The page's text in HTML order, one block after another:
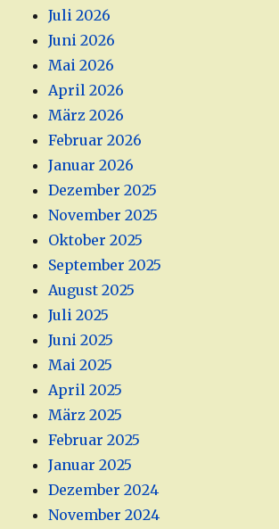
Juli 2026
Juni 2026
Mai 2026
April 2026
März 2026
Februar 2026
Januar 2026
Dezember 2025
November 2025
Oktober 2025
September 2025
August 2025
Juli 2025
Juni 2025
Mai 2025
April 2025
März 2025
Februar 2025
Januar 2025
Dezember 2024
November 2024